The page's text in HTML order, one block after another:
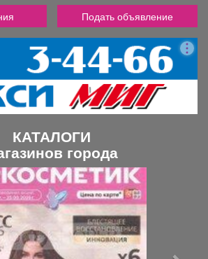
Подать объявление
КАТАЛОГИ
города